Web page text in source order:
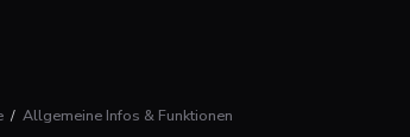
/ Allgemeine Infos & Funktionen